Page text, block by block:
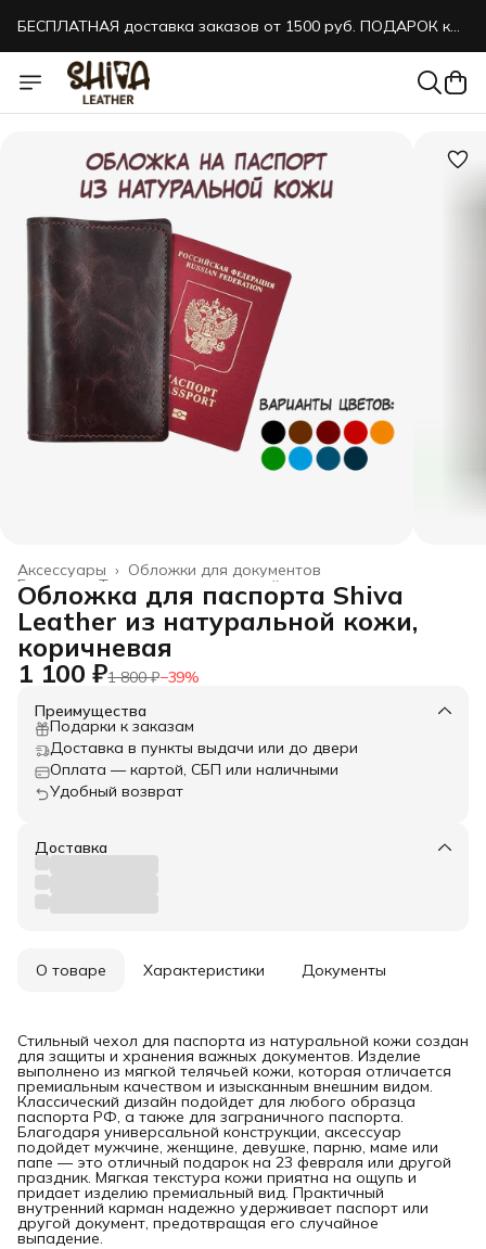
БЕСПЛАТНАЯ доставка заказов от 1500 руб. ПОДАРОК к
БЕСПЛАТНАЯ доставка заказов от 1500 руб. ПОДАРОК к
каждому заказу!
Обложки для документов
Аксессуары ›
Товары из натуральной кожи ›
Главная
Обложка для паспорта Shiva
Leather из натуральной кожи,
коричневая
1 100 ₽1 800 ₽−39%
Преимущества
Подарки к заказам
Доставка в пункты выдачи или до двери
Оплата — картой, СБП или наличными
Удобный возврат
Доставка
О товаре Характеристики Документы
Стильный чехол для паспорта из натуральной кожи создан
для защиты и хранения важных документов. Изделие
выполнено из мягкой телячьей кожи, которая отличается
премиальным качеством и изысканным внешним видом.
Классический дизайн подойдет для любого образца
паспорта РФ, а также для заграничного паспорта.
Благодаря универсальной конструкции, аксессуар
подойдет мужчине, женщине, девушке, парню, маме или
папе — это отличный подарок на 23 февраля или другой
праздник. Мягкая текстура кожи приятна на ощупь и
придает изделию премиальный вид. Практичный
внутренний карман надежно удерживает паспорт или
другой документ, предотвращая его случайное
выпадение.